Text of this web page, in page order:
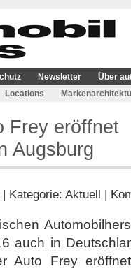
Newsletter
Über
Locations
Frey eröffnet
Augsburg
Kategorie: Aktuell |
auch in
Auto Frey